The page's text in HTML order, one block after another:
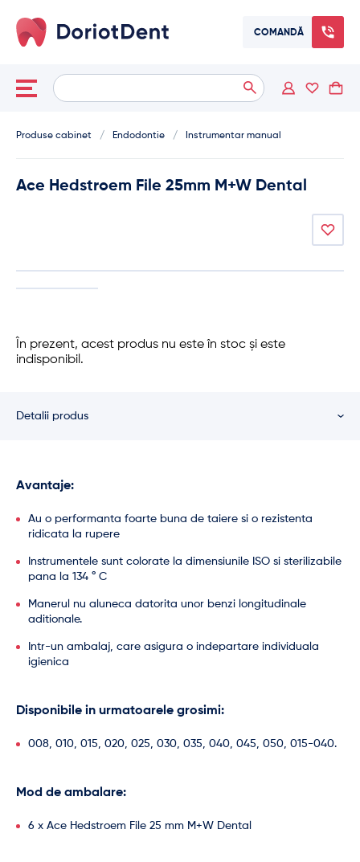
COMANDĂ
Caută
după:
When autocomplete results are available use up and down
Produse cabinet / Endodontie / Instrumentar manual
Ace Hedstroem File 25mm M+W Dental
În prezent, acest produs nu este în stoc și este
indisponibil.
Detalii produs
Avantaje:
Au o performanta foarte buna de taiere si o rezistenta
ridicata la rupere
Instrumentele sunt colorate la dimensiunile ISO si sterilizabile
pana la 134 ° C
Manerul nu aluneca datorita unor benzi longitudinale
aditionale.
Intr-un ambalaj, care asigura o indepartare individuala
igienica
Disponibile in urmatoarele grosimi:
008, 010, 015, 020, 025, 030, 035, 040, 045, 050, 015-040.
Mod de ambalare:
6 x Ace Hedstroem File 25 mm M+W Dental